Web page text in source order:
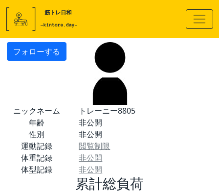
フォローする
ニックネーム
トレーニー8805
年齢
非公開
性別
非公開
運動記録
閲覧制限
体重記録
非公開
体型記録
非公開
累計総負荷